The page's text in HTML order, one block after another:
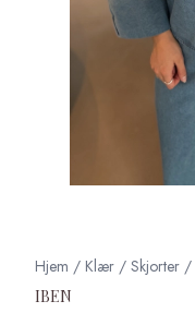
Hjem / Klær / Skjorter /
IBEN